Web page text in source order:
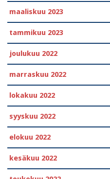
maaliskuu 2023
tammikuu 2023
joulukuu 2022
marraskuu 2022
lokakuu 2022
syyskuu 2022
elokuu 2022
kesäkuu 2022